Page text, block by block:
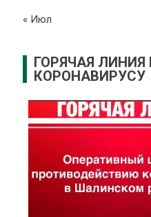
« Июл
ГОРЯЧАЯ ЛИНИЯ
КОРОНАВИРУСУ